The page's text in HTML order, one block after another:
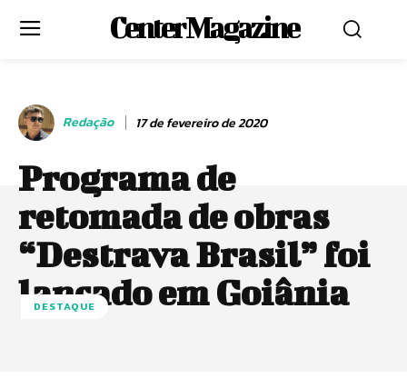
Center Magazine
Redação 17 de fevereiro de 2020
Programa de
retomada de obras
“Destrava Brasil” foi
lançado em Goiânia
DESTAQUE